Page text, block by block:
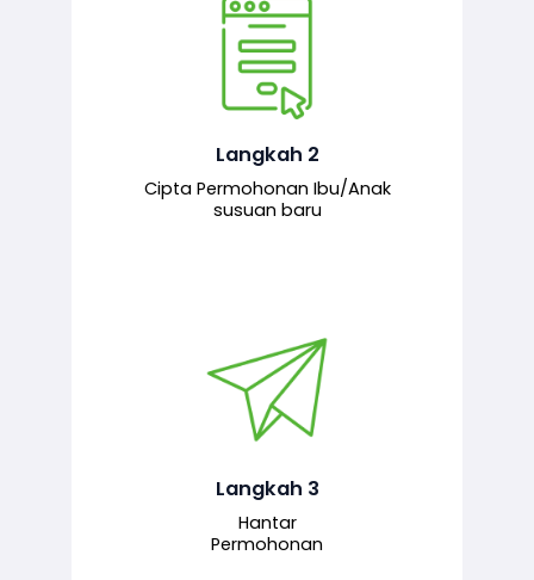
Langkah 2
Cipta Permohonan Ibu/Anak
susuan baru
Pemohon mengisi borang
permohonan bagi pendaftaran
baharu melalui sistem.
Langkah 3
Hantar
Permohonan
Permohonan yang lengkap dihantar
untuk proses semakan dan
bertanggungjawab.